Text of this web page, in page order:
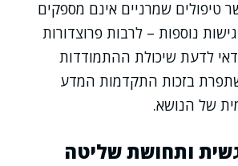
טיפולים שמרניים אינם מספקים
נוספות – לרבות פרוצדורות
כדאי לדעת שיכולת ההתמודדות
בזכות התקדמות המדע
של הנושא.
ותחושת שליטה